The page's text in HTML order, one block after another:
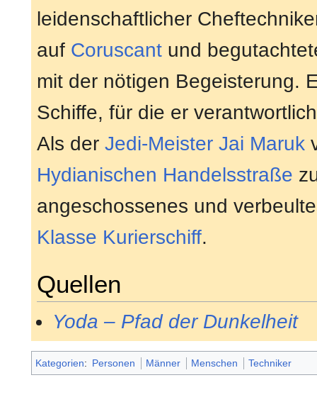
leidenschaftlicher
auf Coruscant und
mit der nötigen Begeisterung.
Schiffe, für die er
Als der Jedi-Meister Jai Maruk
Hydianischen Handelsstraße
angeschossenes und
Klasse Kurierschiff.
Quellen
Yoda – Pfad der Dunkelheit
Kategorien: Personen Männer Menschen Techniker